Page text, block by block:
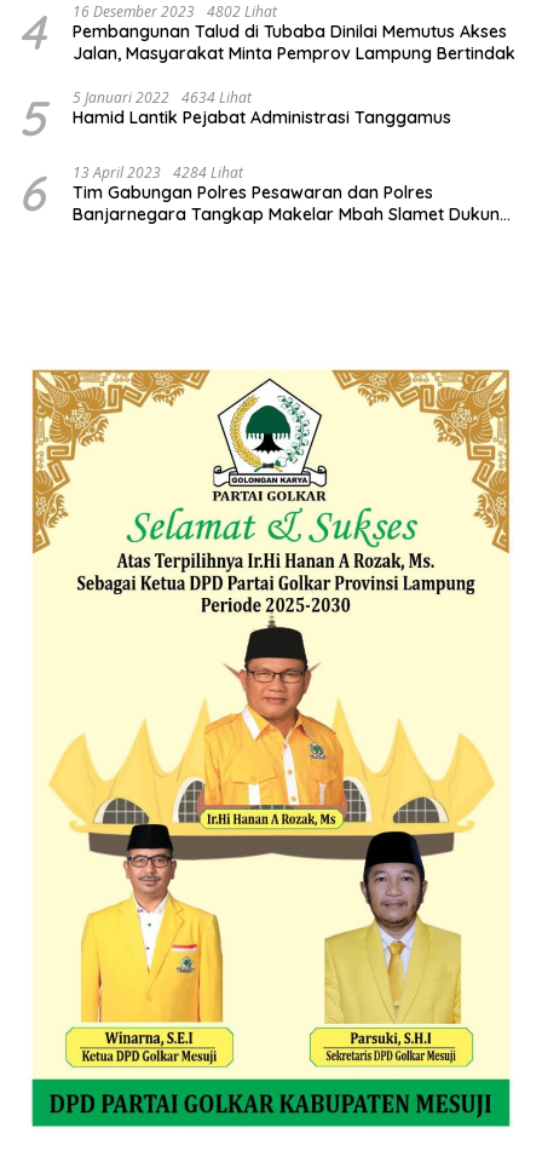
4 16 Desember 2023 4802 Lihat
Pembangunan Talud di Tubaba Dinilai Memutus Akses
Jalan, Masyarakat Minta Pemprov Lampung Bertindak
5 5 Januari 2022 4634 Lihat
Hamid Lantik Pejabat Administrasi Tanggamus
6 13 April 2023 4284 Lihat
Tim Gabungan Polres Pesawaran dan Polres
Banjarnegara Tangkap Makelar Mbah Slamet Dukun